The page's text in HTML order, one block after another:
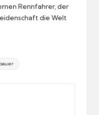
Rennfahrer, der
die Welt